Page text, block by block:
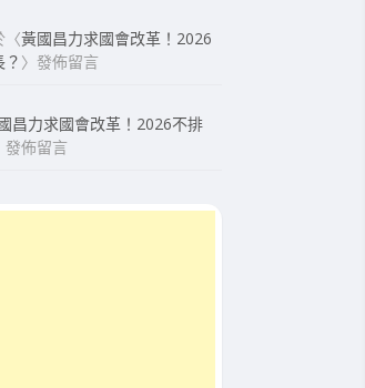
〈黃國昌力求國會改革！2026
〉發佈留言
昌力求國會改革！2026不排
發佈留言